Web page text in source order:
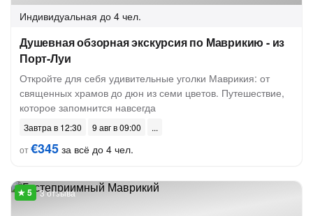
Индивидуальная до 4 чел.
Душевная обзорная экскурсия по Маврикию - из
Порт-Луи
Откройте для себя удивительные уголки Маврикия: от
священных храмов до дюн из семи цветов. Путешествие,
которое запомнится навсегда
Завтра в 12:30
9 авг в 09:00
от€345 за всё до 4 чел.
3 отзыва